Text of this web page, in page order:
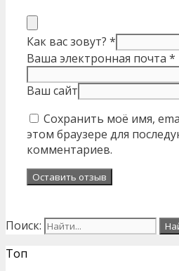
Как вас зовут? *
Ваша электронная почта *
Ваш сайт
Сохранить моё имя,
этом браузере для
комментариев.
Поиск:
Топ